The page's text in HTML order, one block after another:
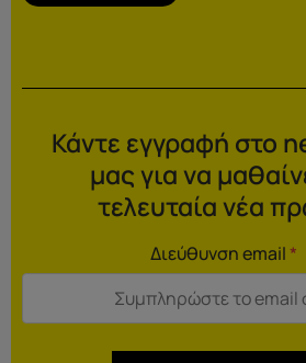
Κάντε εγγραφή στο
μας για να
τελευταία νέα
Διεύθυνση email*